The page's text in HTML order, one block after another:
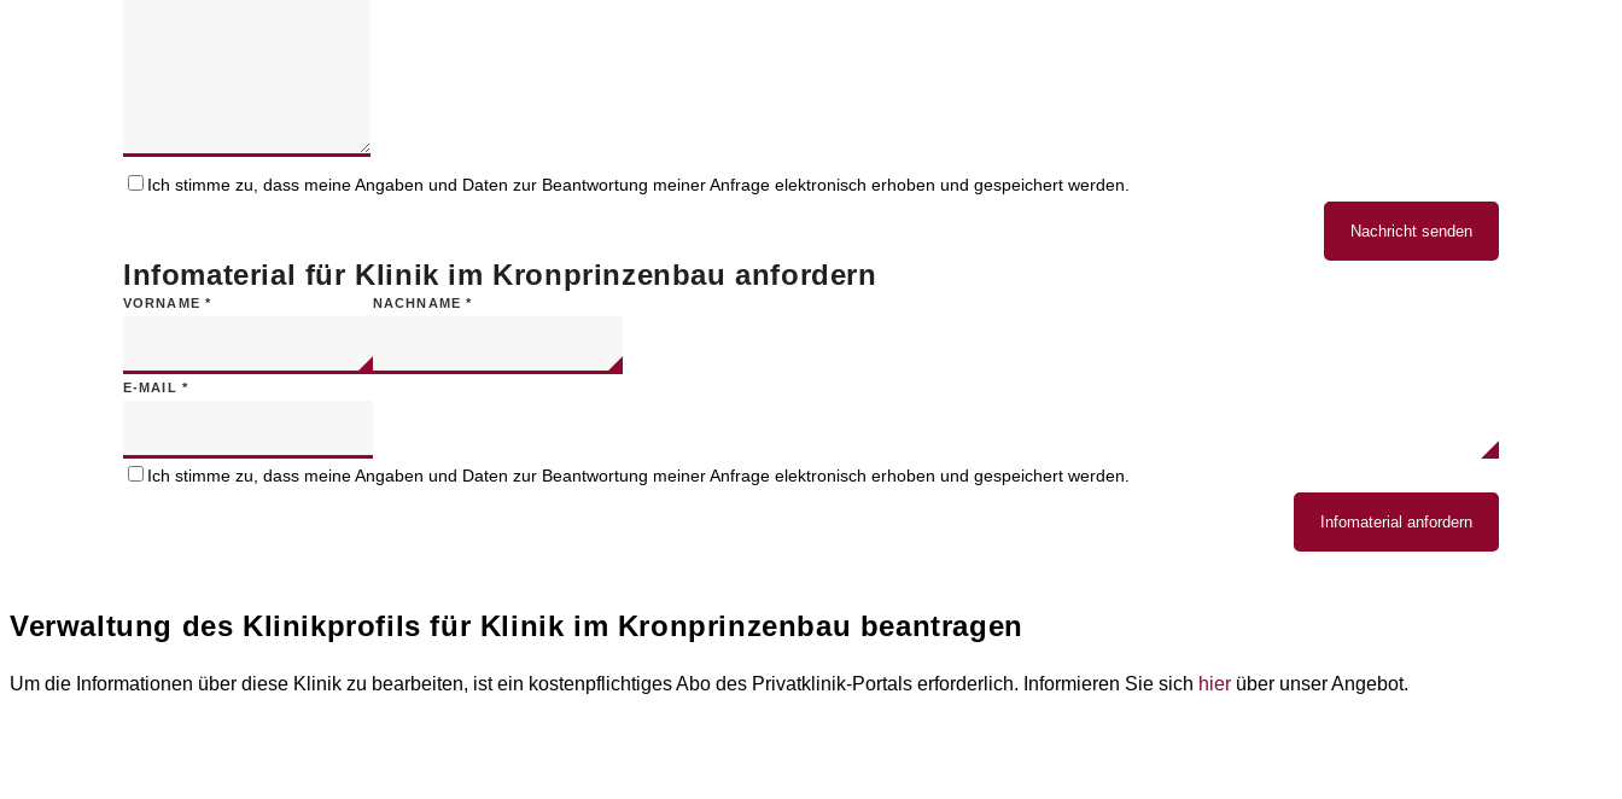
Ich stimme zu, dass meine Angaben und Daten zur Beantwortung meiner Anfrage elektronisch erhoben und gespeichert werden.
Nachricht senden
Infomaterial für Klinik im Kronprinzenbau anfordern
VORNAME * NACHNAME*
E-MAIL *
Ich stimme zu, dass meine Angaben und Daten zur Beantwortung meiner Anfrage elektronisch erhoben und gespeichert werden.
Infomaterial anfordern
Verwaltung des Klinikprofils für Klinik im Kronprinzenbau beantragen
Um die Informationen über diese Klinik zu bearbeiten, ist ein kostenpflichtiges Abo des Privatklinik-Portals erforderlich. Informieren Sie sich hier über unser Angebot.